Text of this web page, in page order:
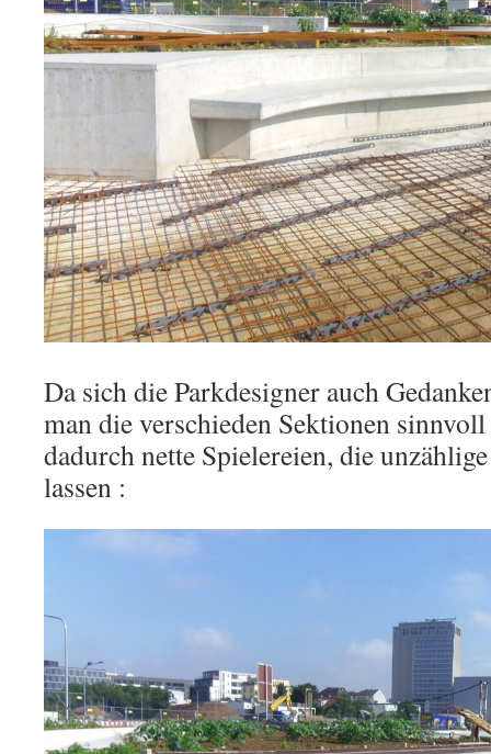
Da sich die Parkdesigner auch
man die verschieden Sektionen
dadurch nette Spielereien, die
lassen :